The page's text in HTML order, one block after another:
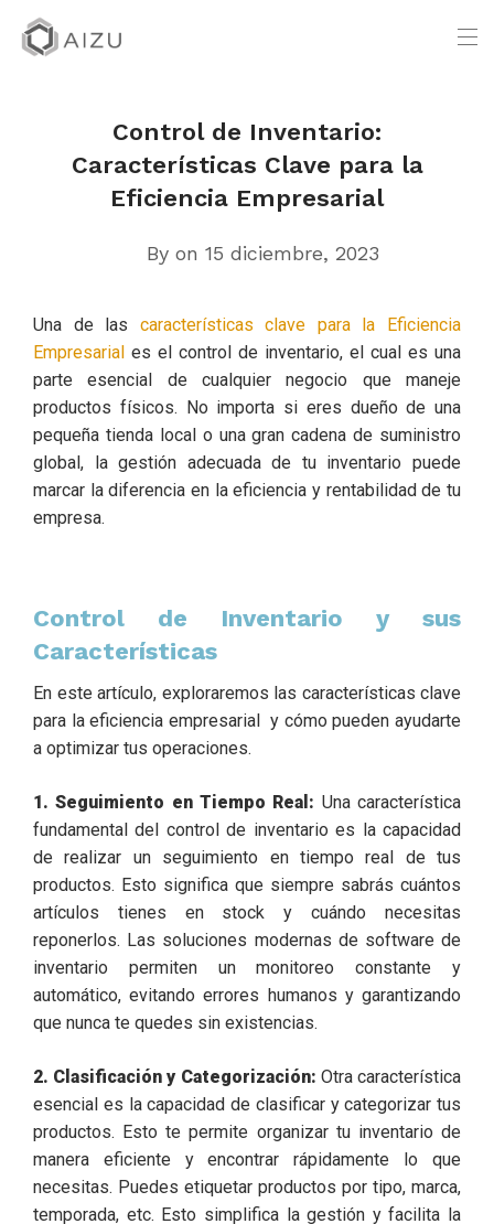
Control de Inventario:
Características Clave para la
Eficiencia Empresarial
By on 15 diciembre, 2023
Una de las características clave para la Eficiencia
Empresarial es el control de inventario, el cual es una
parte esencial de cualquier negocio que maneje
productos físicos. No importa si eres dueño de una
pequeña tienda local o una gran cadena de suministro
global, la gestión adecuada de tu inventario puede
marcar la diferencia en la eficiencia y rentabilidad de tu
empresa.
Control de Inventario y sus
Características
En este artículo, exploraremos las características clave
para la eficiencia empresarial y cómo pueden ayudarte
a optimizar tus operaciones.
1. Seguimiento en Tiempo Real: Una característica
fundamental del control de inventario es la capacidad
de realizar un seguimiento en tiempo real de tus
productos. Esto significa que siempre sabrás cuántos
artículos tienes en stock y cuándo necesitas
reponerlos. Las soluciones modernas de software de
inventario permiten un monitoreo constante y
automático, evitando errores humanos y garantizando
que nunca te quedes sin existencias.
2. Clasificación y Categorización: Otra característica
esencial es la capacidad de clasificar y categorizar tus
productos. Esto te permite organizar tu inventario de
manera eficiente y encontrar rápidamente lo que
necesitas. Puedes etiquetar productos por tipo, marca,
temporada, etc. Esto simplifica la gestión y facilita la